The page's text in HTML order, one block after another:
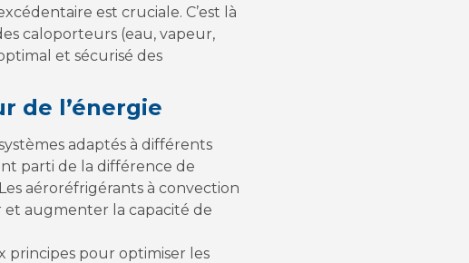
est cruciale. C’est là
caloporteurs (eau, vapeur,
et sécurisé des
de l’énergie
adaptés à différents
parti de la différence de
aéroréfrigérants à convection
et augmenter la capacité de
principes pour optimiser les